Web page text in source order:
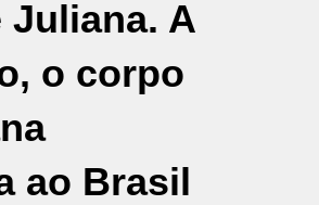
Juliana. A
o corpo
ao Brasil